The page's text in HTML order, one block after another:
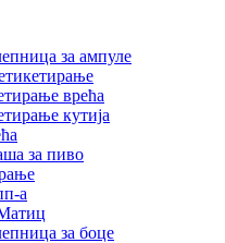
за ампуле
врећа
кутија
за пиво
а
за боце